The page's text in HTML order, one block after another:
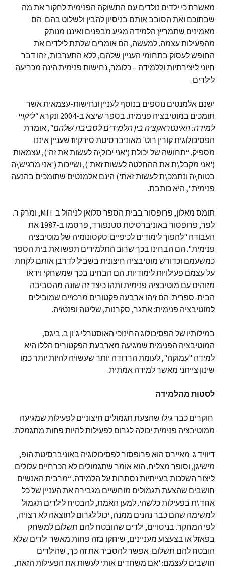
מאשרת כי ילדים נולדים עם התשוקה הפנימית לחקור את מה
שבתוכם ואת הסובב אותם בניסיון להבין ולשלוט בהם. הם
מאמינים שתמריץ הלמידה מגיע מבפנים ואיננו מנותק
מהפעילות עצמה. למעשה, הם אומרים שלתת לילדים את
החופש לעסוק בתחומי העניין שלהם, ללא התערבות, זהו דבר
חיוני ליצירתיות וללמידה – כלומר, נחישות פנימית הינה מכריעה
לילדים.
ישנם אלמנטים נוספים בנוסף לעניין ונחישות-עצמאית אשר
תומכים במוטיבציה פנימית. בספר שיצא ב-2004 ונקרא
"ליקויי
למידה:האינטראקציה בין תלמידים לסביבה שלהם",אומרת
הפסיכולוגית קורין רוט' מאוניברסיטת סירקיוז שעניין איננו
מספיק. “תחושה של יכולת ('אני יכול\ה לעשות את זה'), עצמאות
('אני מקבל\ת את ההחלטה לעשות זאת'), ושייכות ('אני מרגיש\ה
בטוח\ה ונתמכ\ת לעשות זאת') הינם אלמנטים שתומכים בהנעה
פנימית", היא כותבת.
תומס מאלון, פרופסור בבית הספר סלואן לניהול ב MIT, ומרק ר.
לפר, פרופסור באוניברסיטת סטנפורד, פרסמו ב-1987 את
העבודה "להפוך לימודים לכיפיים: טקסונומיה של מוטיבציה
פנימית". הם הבחינו בכך שרוב התלמידים תפשו את בית הספר
כמשעמם וכדורש מוטיבציה חיצונית בשביל לדרבן אותם לקחת
על עצמם פעילויות לימודיות. הם הבחינו בכך שמשחקי וידאו
מזוהים עם מוטיבציה פנימית ותהו כיצד זה שונה מהסביבה
הבית-ספרית. הם זיהו ארבעה פקטורים מרכזיים שמובילים
למוטיבציה פנימית: אתגר, סקרנות, שליטה ופנטזיה.
במילותיו של הפסיכולוג החינוכי האוסטרלי ג'ון ב. ביגס,
המוטיבציה הפנימית שמגיעה מארבעת הפקטורים הללו היא
למידה "עמוקה", לעומת הרדודה יותר שעשויה להיות יותר כמו
שינון צייתני מאשר למידה אמתית.
לסטות מהלמידה
חוקרים כבר גילו שהצעת תגמולים חיצוניים לפעילות שמגיעה
ממוטיבציה פנימית יכולה לגרום לפעילות להיות פחות מתגמלת.
דיוויד ג. מאיירס הוא פרופסור לפסיכולוגיה באוניברסיטת הופ,
מישיגן, וסופר מצליח. הוא אומר שתגמולים לא הכרחיים עלולים
ליצור השלכות בעייתיות נסתרות על הלמידה. “מרבית האנשים
חושבים שהצעת תגמולים מוחשיים מגבירה את העניין של כל
אחד\ת בפעילות כלשהי. למען האמת, להבטיח לילדים תגמול
למשימה שהם כבר נהנים ממנה, יכול לגרום לתוצאה לא רצויה,
לפי המחקר. בניסויים, ילדים שהובטח להם תשלום למשחק
בפאזל או בצעצוע מעניינים, שיחקו בזה פחות מאשר ילדים שלא
הובטח להם תשלום. אפשר להסביר את זה כך, שהילדים
חושבים לעצמם: 'אם משחדים אותי לעשות את הפעילות הזאת,